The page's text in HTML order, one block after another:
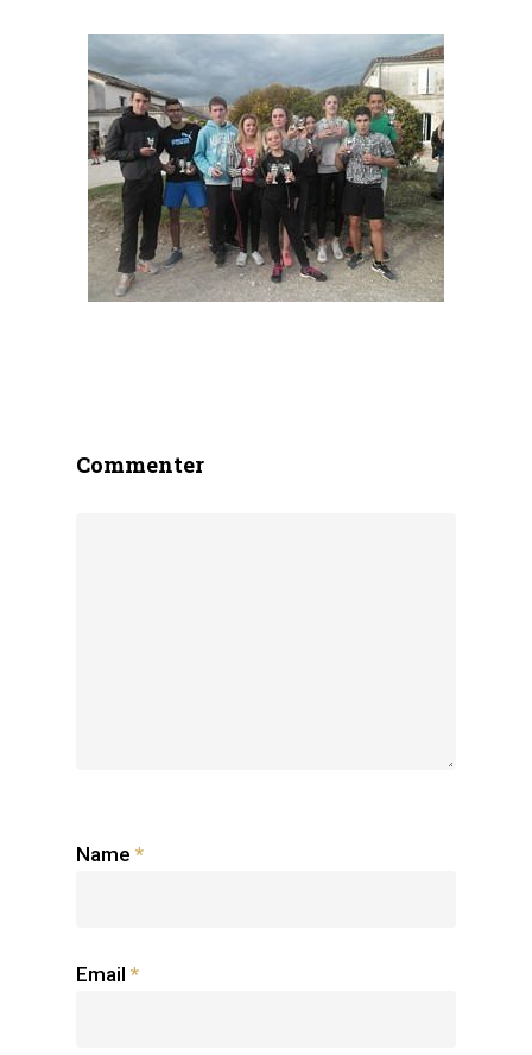
Commenter
Name *
Email *